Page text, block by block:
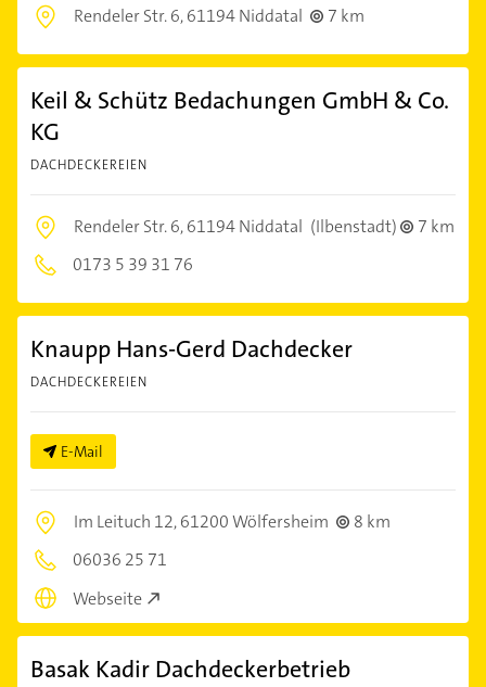
Rendeler Str. 6,61194 Niddatal 7 km
Keil & Schütz Bedachungen GmbH & Co.
KG
DACHDECKEREIEN
Rendeler Str. 6,61194 Niddatal (Ilbenstadt)
7 km
0173 5 39 31 76
Knaupp Hans-Gerd Dachdecker
DACHDECKEREIEN
E-Mail
Im Leituch 12,61200 Wölfersheim
8 km
06036 25 71
Webseite
Basak Kadir Dachdeckerbetrieb